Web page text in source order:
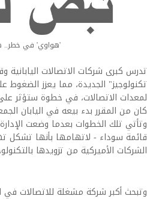
'هواوي' في خطر..
تدرس كبرى شركات الاتصالات
تكنولوجيز" الجديدة، مما يعزز الضغوط
كان من المقرر بدء بيعه في اليابان
وتأتي تلك الخطوات بعدما وضعت
قائمة سوداء - لاتهامها بأنها تشكل
الشركات الأميركية من تزويدها
وتبحث أكبر شركة مشغلة للاتصالات